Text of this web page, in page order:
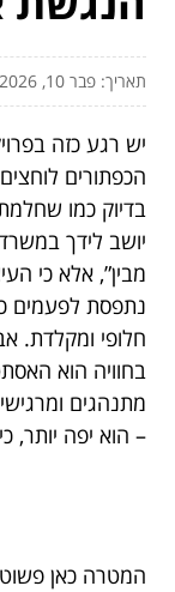
תאריך: פבר 10, 2026
יש רגע כזה
הכפתורים
בדיוק כמו
יושב לידך
מבין”, אלא כי
נתפסת לפעמים
חלופי ומקלדת.
בחוויה הוא
מתנהגים
– הוא יפה יותר,
המטרה כאן